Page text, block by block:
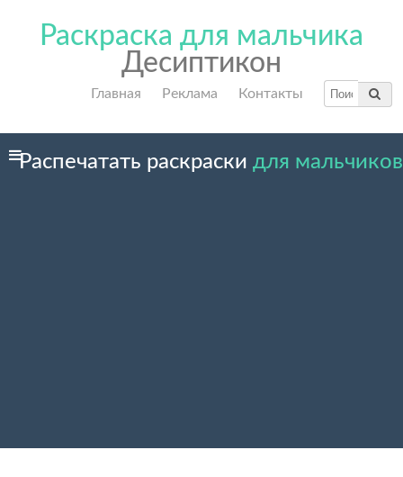
Раскраска для мальчика
Десиптикон
Главная Реклама Контакты
Распечатать раскраски для мальчиков